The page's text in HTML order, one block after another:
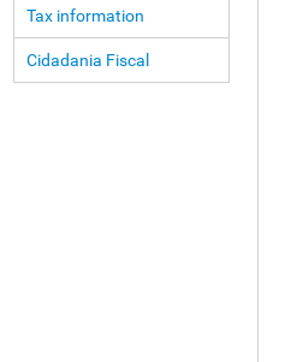
Tax information
Cidadania Fiscal